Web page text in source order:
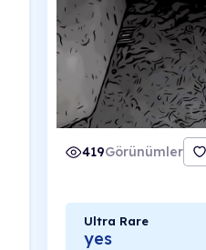
419Görünümler
Ultra Rare
yes